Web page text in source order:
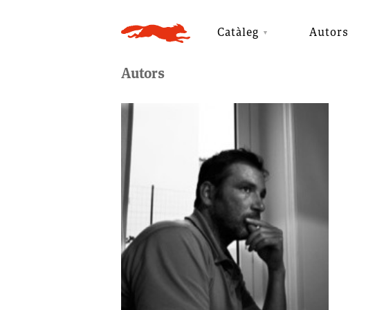
Catàleg Autors
Autors